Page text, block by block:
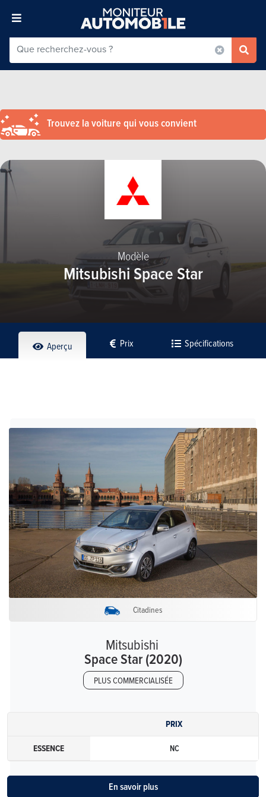
Trouvez la voiture qui vous convient
Modèle
Mitsubishi Space Star
Aperçu Prix Spécifications
Citadines
Mitsubishi
Space Star (2020)
PLUS COMMERCIALISÉE
PRIX
ESSENCE
NC
En savoir plus